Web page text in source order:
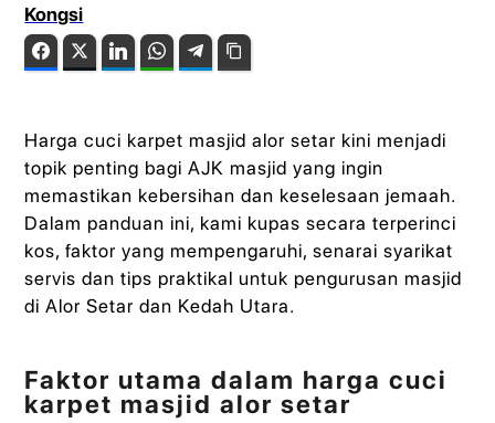
Kongsi
FacebookTwitter LinkedIn WhatsAppTelegram
Harga cuci karpet masjid alor setar kini menjadi
topik penting bagi AJK masjid yang ingin
memastikan kebersihan dan keselesaan jemaah.
Dalam panduan ini, kami kupas secara terperinci
kos, faktor yang mempengaruhi, senarai syarikat
servis dan tips praktikal untuk pengurusan masjid
di Alor Setar dan Kedah Utara.
Faktor utama dalam harga cuci
karpet masjid alor setar